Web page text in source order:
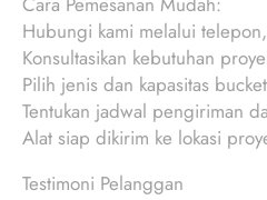
Hubungi kami melalui
Konsultasikan kebutuhan
Pilih jenis dan kapasitas
Tentukan jadwal pengiriman
Alat siap dikirim ke lokasi
Testimoni Pelanggan